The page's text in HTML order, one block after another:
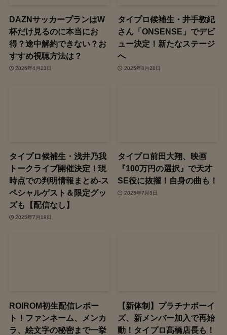
DAZNサッカープランはW
杯だけ見るのに本当にお
得？途中解約できない？お
すすめ視聴方法は？
2026年4月23日
タイプロ候補生・井手敦紀
さん「ONSENSE」でデビ
ュー決定！新たなステージ
へ
2025年8月28日
タイプロ候補生・浅井乃我
トークライブ開催決定！現
時点での判明情報まとめ‐ス
ペシャルゲスト＆限定グッ
ズも【配信なし】
2025年7月19日
タイプロ前田大翔、映画
『100万円の選択』で天才
SE役に抜擢！自身の曲も！
2025年7月8日
ROIROM初生配信レポー
ト！ファンネーム、メンカ
ラ、絵文字の秘密まで一挙
【新体制】プラチナボーイ
ズ、新メンバー加入で再始
動！タイプロ髙橋店長も！